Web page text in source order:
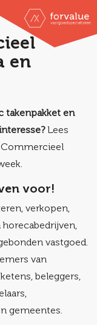
en
takenpakket en
Lees
Commercieel
voor!
verkopen,
vastgoed.
van
beleggers,
gemeentes.